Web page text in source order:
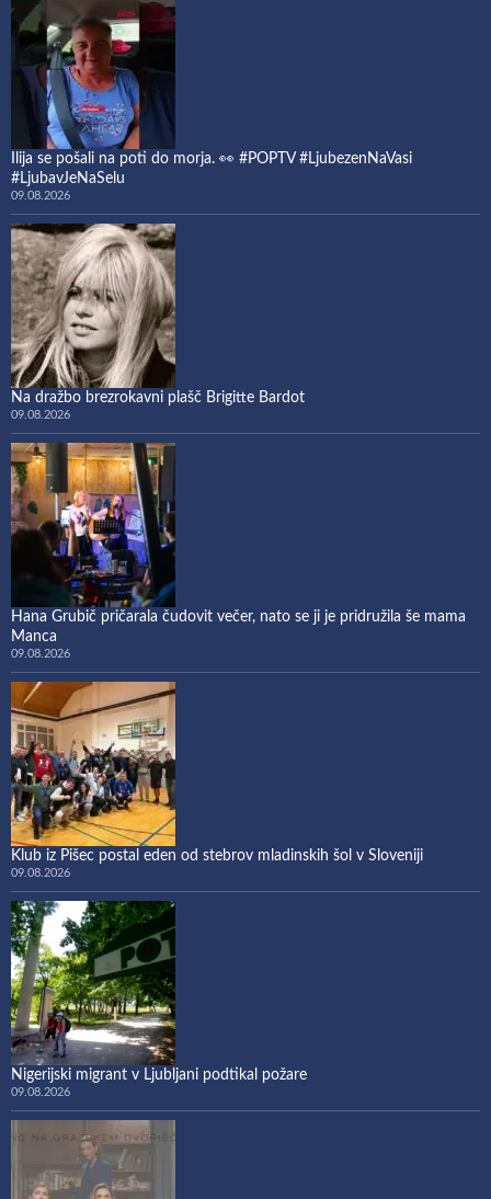
Ilija se pošali na poti do morja. 👀 #POPTV #LjubezenNaVasi
#LjubavJeNaSelu
09.08.2026
Na dražbo brezrokavni plašč Brigitte Bardot
09.08.2026
Hana Grubič pričarala čudovit večer, nato se ji je pridružila še mama
Manca
09.08.2026
Klub iz Pišec postal eden od stebrov mladinskih šol v Sloveniji
09.08.2026
Nigerijski migrant v Ljubljani podtikal požare
09.08.2026